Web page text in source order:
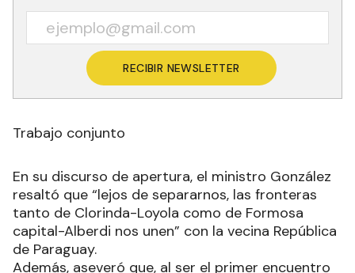
RECIBIR NEWSLETTER
Trabajo conjunto
En su discurso de apertura, el ministro González
resaltó que “lejos de separarnos, las fronteras
tanto de Clorinda-Loyola como de Formosa
capital-Alberdi nos unen” con la vecina República
de Paraguay.
Además, aseveró que, al ser el primer encuentro